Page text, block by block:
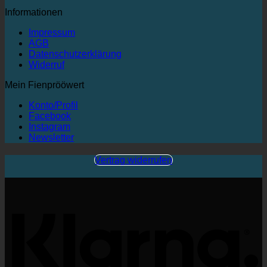
Informationen
Impressum
AGB
Datenschutzerklärung
Widerruf
Mein Fienprööwert
Konto/Profil
Facebook
Instagram
Newsletter
Vertrag widerrufen